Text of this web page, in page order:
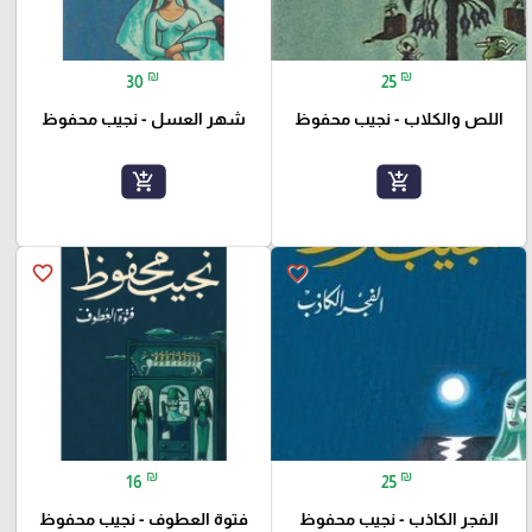
25 ₪
اللص والكلاب - نجيب محفوظ
add_shopping_cart
30 ₪
شهر العسل - نجيب محفوظ
add_shopping_cart
favorite_border
25 ₪
الفجر الكاذب - نجيب محفوظ
favorite_border
16 ₪
فتوة العطوف - نجيب محفوظ